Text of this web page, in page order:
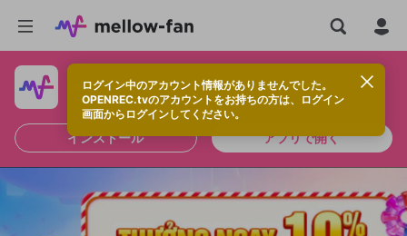
ログイン中のアカウント情報がありませんでした。
OPENREC.tvのアカウントをお持ちの方は、ログイン
画面からログインしてください。
快適に視聴するなら、アプリをインストールしよう！
インストール アプリで開く